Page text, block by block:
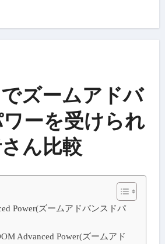
ズームアドバ
ーを受けられ
ん比較
Power(ズームアドバンスドパ
Advanced Power(ズームアド